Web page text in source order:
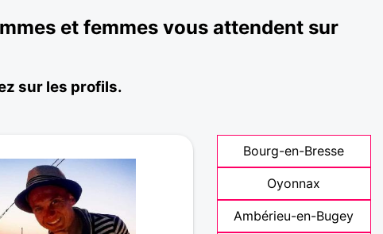
et femmes vous attendent sur
sur les profils.
Bourg-en-Bresse
Oyonnax
Ambérieu-en-Bugey